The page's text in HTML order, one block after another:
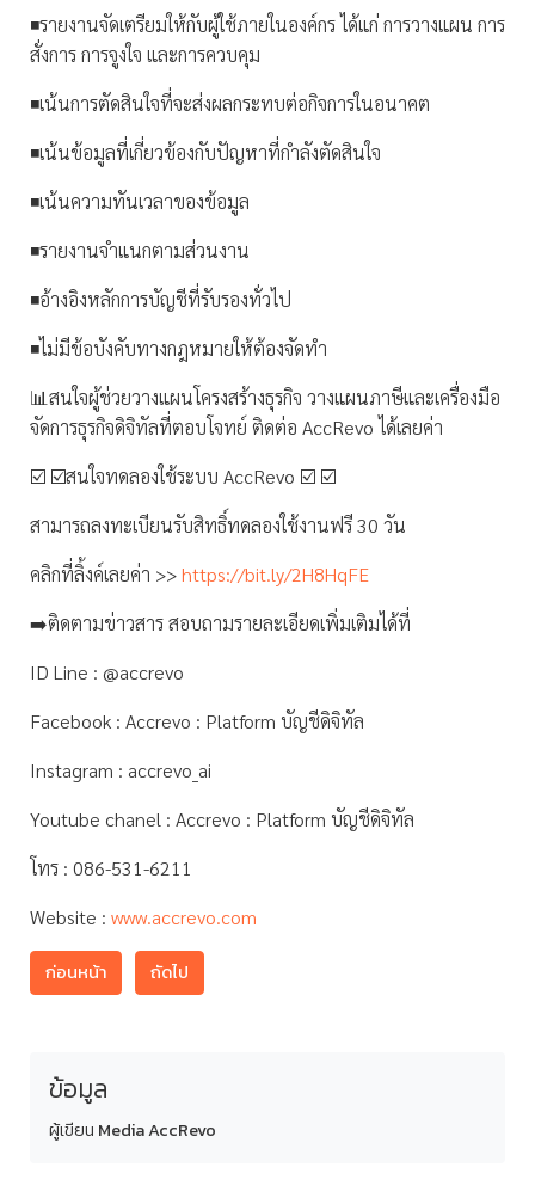
◾รายงานจัดเตรียมให้กับผู้ใช้ภายในองค์กร ได้แก่ การวางแผน การ
สั่งการ การจูงใจ และการควบคุม
◾เน้นการตัดสินใจที่จะส่งผลกระทบต่อกิจการในอนาคต
◾เน้นข้อมูลที่เกี่ยวข้องกับปัญหาที่กำลังตัดสินใจ
◾เน้นความทันเวลาของข้อมูล
◾รายงานจำแนกตามส่วนงาน
◾อ้างอิงหลักการบัญชีที่รับรองทั่วไป
◾ไม่มีข้อบังคับทางกฎหมายให้ต้องจัดทำ
📊สนใจผู้ช่วยวางแผนโครงสร้างธุรกิจ วางแผนภาษีและเครื่องมือ
จัดการธุรกิจดิจิทัลที่ตอบโจทย์ ติดต่อ AccRevo ได้เลยค่า
☑️ ☑️สนใจทดลองใช้ระบบ AccRevo ☑️ ☑️
สามารถลงทะเบียนรับสิทธิ์ทดลองใช้งานฟรี 30 วัน
คลิกที่ลิ้งค์เลยค่า >>https://bit.ly/2H8HqFE
➡️ติดตามข่าวสาร สอบถามรายละเอียดเพิ่มเติมได้ที่
ID Line : @accrevo
Facebook : Accrevo : Platform บัญชีดิจิทัล
Instagram : accrevo_ai
Youtube chanel : Accrevo : Platform บัญชีดิจิทัล
โทร : 086-531-6211
Website : www.accrevo.com
ก่อนหน้า ถัดไป
ข้อมูล
ผู้เขียน Media AccRevo